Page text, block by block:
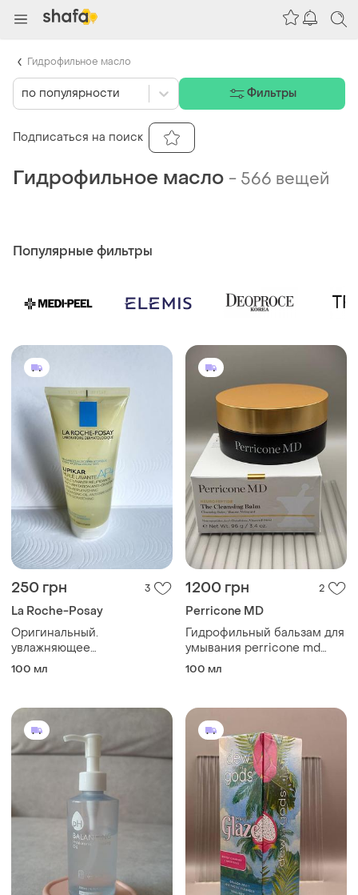
Гидрофильное масло - 566 вещей
250 грн 3
La Roche-Posay
Оригинальный.
увлажняющее
липидовосстанавливающее
100 мл
1200 грн 2
Perricone MD
Гидрофильный бальзам для
умывания perricone md
neuropeptide the cleansing
100 мл
Популярные фильтры
по популярности Фильтры
Подписаться на поиск
Гидрофильное масло